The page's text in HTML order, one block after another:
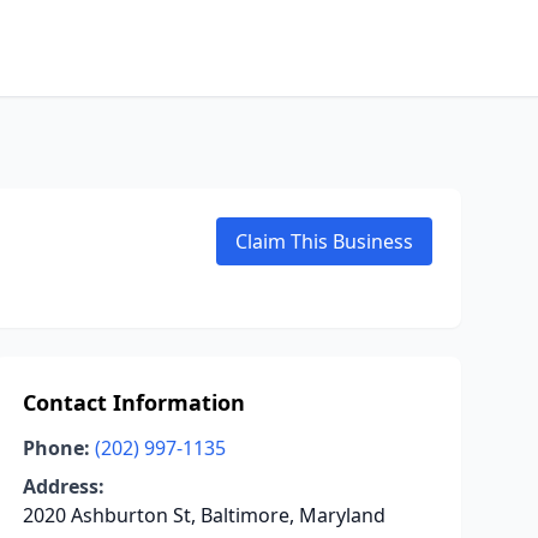
Claim This Business
Contact Information
Phone: (202) 997-1135
Address:
2020 Ashburton St, Baltimore, Maryland